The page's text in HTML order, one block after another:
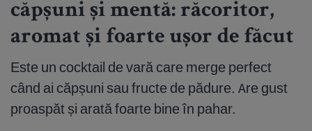
căpșuni și mentă: răcoritor,
aromat și foarte ușor de făcut
Este un cocktail de vară care merge perfect
când ai căpșuni sau fructe de pădure. Are gust
proaspăt și arată foarte bine în pahar.